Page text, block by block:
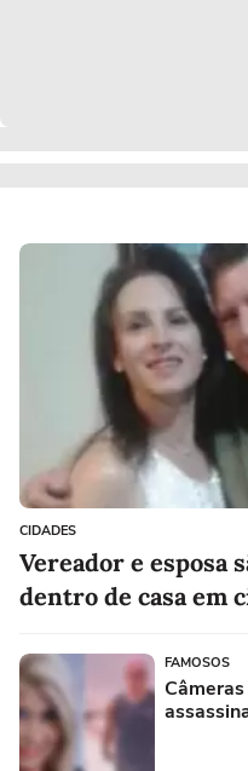
CIDADES
Vereador e esposa
dentro de casa em
FAMOSOS